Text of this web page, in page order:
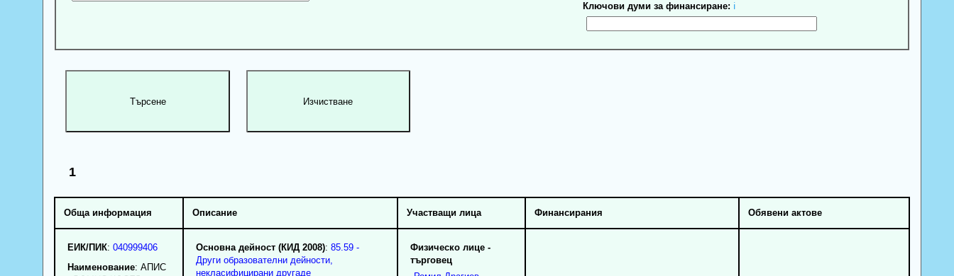
Ключови думи за финансиране: ℹ
1
Обща информация Описание Участващи лица Финансирания Обявени актове
ЕИК/ПИК: 040999406
Наименование: АПИС
Основна дейност (КИД 2008): 85.59 -
Други образователни дейности,
некласифицирани другаде
Физическо лице -
търговец